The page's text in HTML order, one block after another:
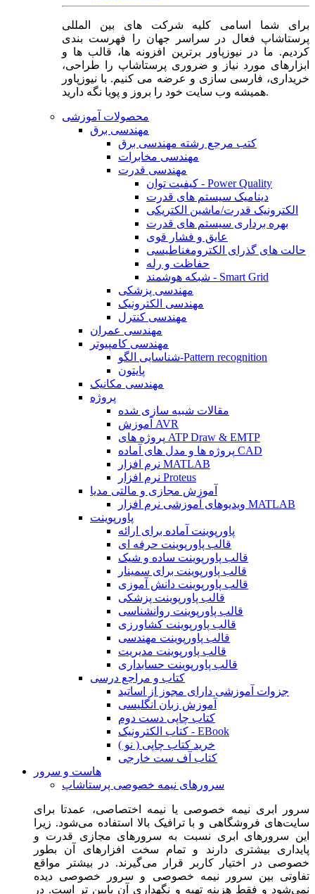
برای شما اسامی کلیه شرکت های بین المللی
پرستاشاپ فعال در سراسر جهان را فهرست بندی
کردیم. ما در نیوزپاور برترین افزونه ها، قالب ها و
ابزارهای مورد نیاز و ضروری پرستاشاپ را طراحی،
خریداری، فارسی سازی و عرضه می کنیم. با نیوزپاور
همیشه وب سایت خود را بروز و پویا نگه دارید.
محصولات آموزشی
مهندسی برق
کتب مرجع رشته مهندسی برق
مهندسی مخابرات
مهندسی قدرت
کیفیت توان - Power Quality
دینامیک سیستم های قدرت
الکترونیک قدرت/ماشین الکتریکی
بهره برداری سیستم های قدرت
عایق و فشار قوی
حالت های گذرای الکترومغناطیسی
حفاظت و رله
شبکه هوشمند - Smart Grid
مهندسی پزشکی
مهندسی الکترونیک
مهندسی کنترل
مهندسی عمران
مهندسی کامپیوتر
شناسایی الگو-Pattern recognition
پایتون
مهندسی مکانیک
پروژه
مقالات شبیه سازی شده
آموزش AVR
پروژه های ATP Draw & EMTP
پروژه ها و مدل های آماده CAD
نرم افزار MATLAB
نرم افزار Proteus
آموزش مجازی و مالتی مدیا
ویدیوهای آموزشی نرم افزار MATLAB
پاورپوینت
پاورپوینت آماده برای ارائه
قالب پاورپوینت حرفه ای
قالب پاورپوینت ساده و شیک
قالب پاورپوینت برای سمینار
قالب پاورپوینت دانش آموزی
قالب پاورپوینت پزشکی
قالب پاورپوینت روانشناسی
قالب پاورپوینت کشاورزی
قالب پاورپوینت مهندسی
قالب پاورپوینت مدیریت
قالب پاورپوینت حسابداری
کتاب و مراجع درسی
جزوات آموزشی دارای مجوز از اساتید
آموزش زبان انگلیسی
کتاب چاپی دست دوم
کتاب الکترونیک - EBook
خرید کتاب چاپی ( نو )
کتاب آف ست خارجی
هاست و سرور
سرورهای نیمه خصوصی پرستاشاپ
سرور ابری نیمه خصوصی یا نیمه اختصاصی، عمدتا برای
سایت‌های فروشگاهی و با ترافیک بالا استفاده می‌شود. زیرا
این سرورهای ابری نسبت به سرورهای مجازی قدرت و
پایداری بیشتری دارند و تمام سخت افزارهای آن بطور
خصوصی در اختیار کاربر قرار می‌گیرند. در بیشتر مواقع
تفاوتی بین سرور نیمه خصوصی و سرور خصوصی دیده
نمی‌شود و فقط هزینه تهیه و نگهداری آن پایین تر است. در